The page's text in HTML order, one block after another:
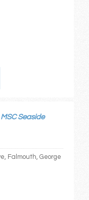
MSC Seaside
Falmouth, George